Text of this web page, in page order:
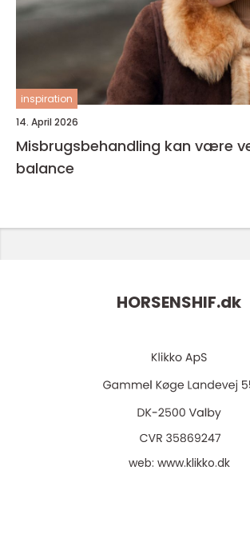
inspiration
14. April 2026
Misbrugsbehandling kan være vejen til et liv i
balance
HORSENSHIF.dk
web: www.klikko.dk